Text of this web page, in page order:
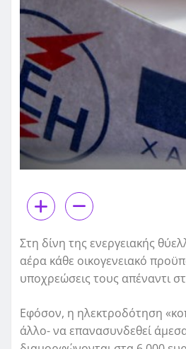
Στη δίνη της ενεργειακής
αέρα κάθε οικογενειακό
υποχρεώσεις τους απέναντι
Εφόσον, η ηλεκτροδότηση
άλλο- να επανασυνδεθεί